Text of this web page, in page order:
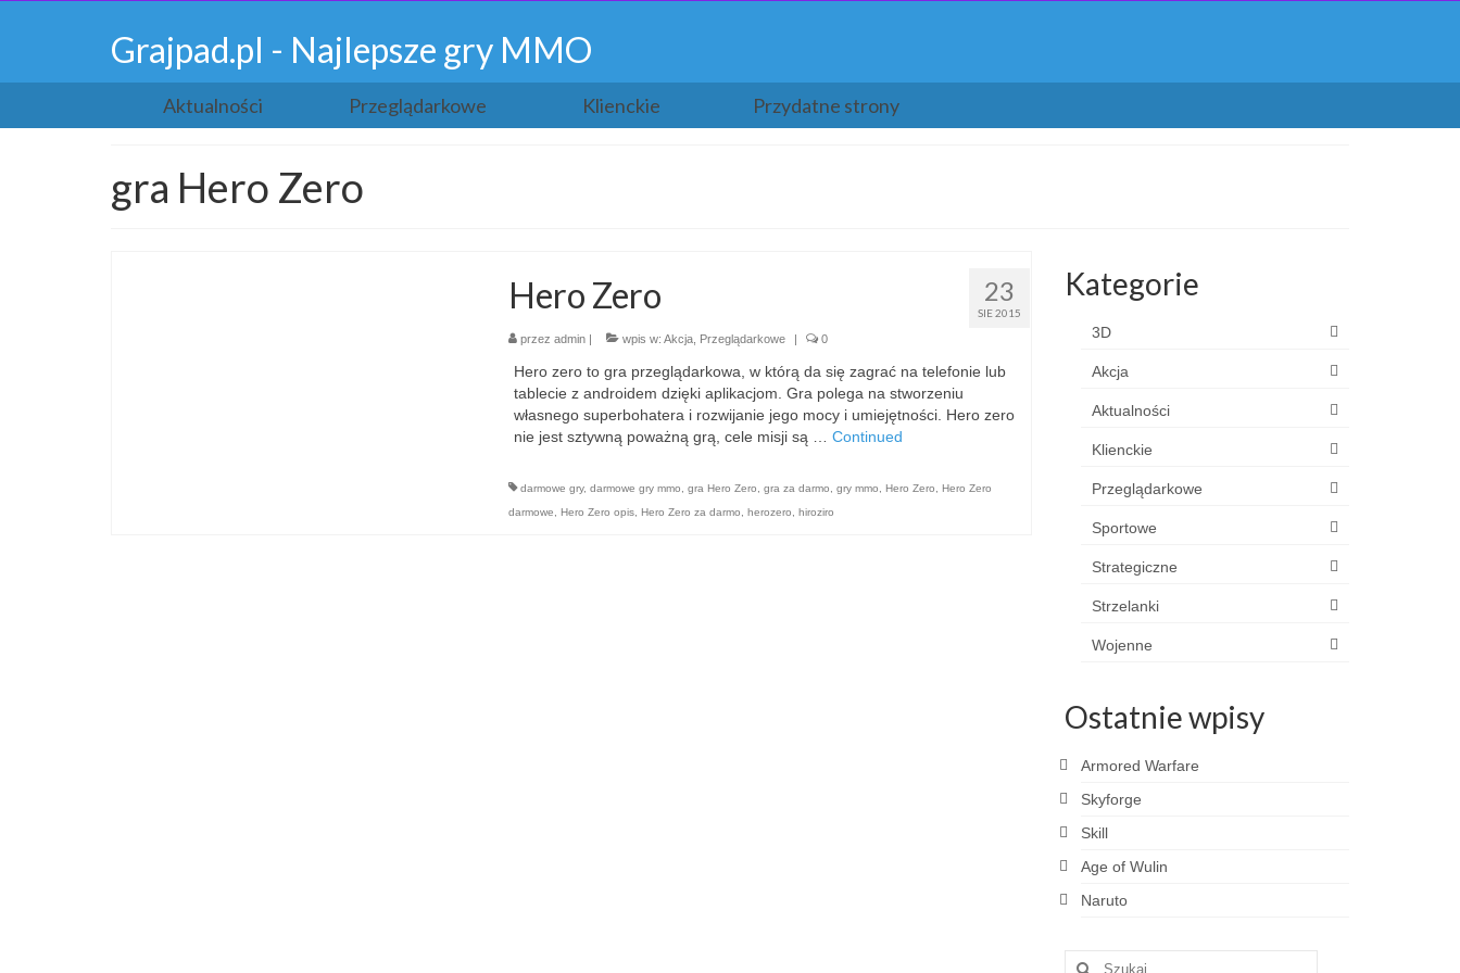
Grajpad.pl - Najlepsze gry MMO
Aktualności Przeglądarkowe Klienckie Przydatne strony
gra Hero Zero
23
SIE 2015
Hero Zero
przez admin| wpis w: Akcja, Przeglądarkowe | 0
Hero zero to gra przeglądarkowa, w którą da się zagrać na telefonie lub
tablecie z androidem dzięki aplikacjom. Gra polega na stworzeniu
własnego superbohatera i rozwijanie jego mocy i umiejętności. Hero zero
nie jest sztywną poważną grą, cele misji są … Continued
darmowe gry, darmowe gry mmo gra Hero Zero gra za darmo gry mmo Hero Zero
Hero Zero
darmowe
Hero Zero opis, Hero Zero za darmo herozero hiroziro
Kategorie
3D
Akcja
Aktualności
Klienckie
Przeglądarkowe
Sportowe
Strategiczne
Strzelanki
Wojenne
Ostatnie wpisy
Armored Warfare
Skyforge
Skill
Age of Wulin
Naruto
Szuklaj